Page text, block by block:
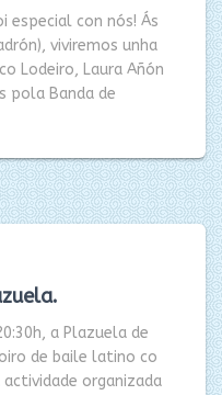
especial con nós! Ás
viviremos unha
Lodeiro, Laura Añón
pola Banda de
a Plazuela de
de baile latino co
organizada